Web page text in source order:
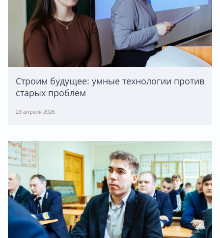
Строим будущее: умные технологии против
старых проблем
23 апреля 2026